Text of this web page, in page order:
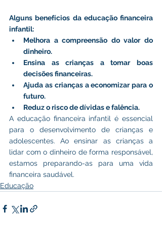
Alguns benefícios da educação financeira
infantil:
Melhora a compreensão do valor do
dinheiro.
Ensina as crianças a tomar boas
decisões financeiras.
Ajuda as crianças a economizar para o
futuro.
Reduz o risco de dívidas e falência.
A educação financeira infantil é essencial
para o desenvolvimento de crianças e
adolescentes. Ao ensinar as crianças a
lidar com o dinheiro de forma responsável,
estamos preparando-as para uma vida
financeira saudável.
Educação